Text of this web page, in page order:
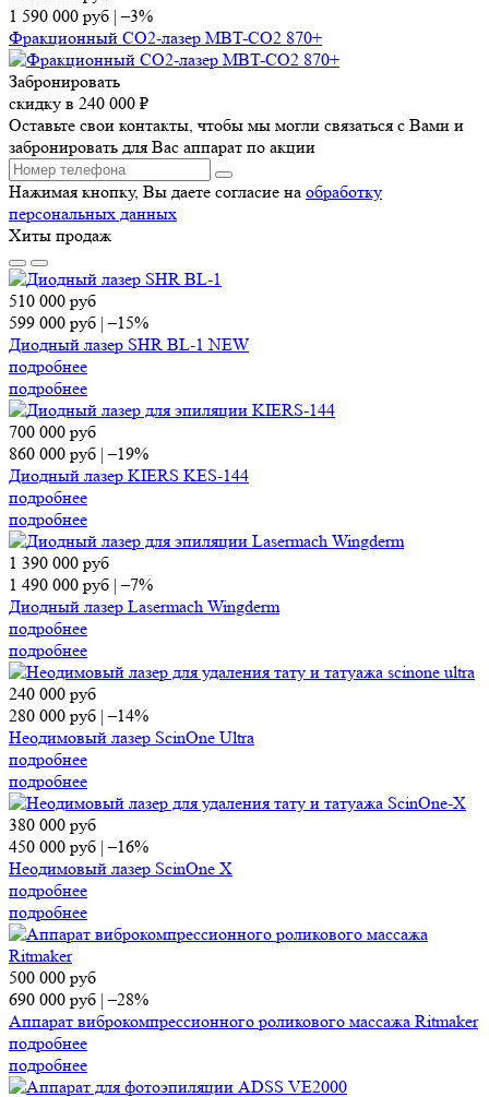
1 590 000 руб |–3%
Фракционный СО2-лазер MBT-CO2 870+
Забронировать
скидку в 240 000 ₽
Оставьте свои контакты, чтобы мы могли связаться с Вами и
забронировать для Вас аппарат по акции
Нажимая кнопку, Вы даете согласие на обработку
персональных данных
Хиты продаж
510 000 руб
599 000 руб |–15%
Диодный лазер SHR BL-1 NEW
подробнее
подробнее
700 000 руб
860 000 руб |–19%
Диодный лазер KIERS KES-144
подробнее
подробнее
1 390 000 руб
1 490 000 руб |–7%
Диодный лазер Lasermach Wingderm
подробнее
подробнее
240 000 руб
280 000 руб |–14%
Неодимовый лазер ScinOne Ultra
подробнее
подробнее
380 000 руб
450 000 руб |–16%
Неодимовый лазер ScinOne X
подробнее
подробнее
500 000 руб
690 000 руб |–28%
Аппарат виброкомпрессионного роликового массажа Ritmaker
подробнее
подробнее